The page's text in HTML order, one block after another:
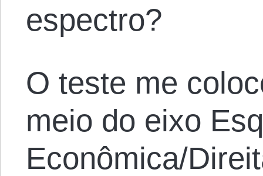
espectro?
O teste me
meio do eixo
Econômica/